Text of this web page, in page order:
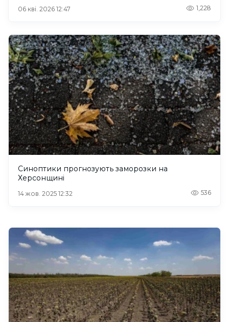
06 кві. 2026 12:47 1,228
Синоптики прогнозують заморозки на
Херсонщині
14 жов. 2025 12:32 536